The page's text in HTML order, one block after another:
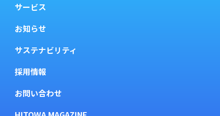
サービス
お知らせ
サステナビリティ
採用情報
お問い合わせ